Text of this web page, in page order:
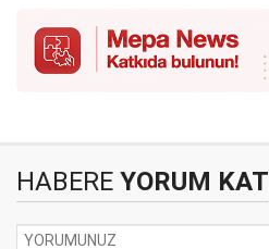
HABERE YORUM KAT